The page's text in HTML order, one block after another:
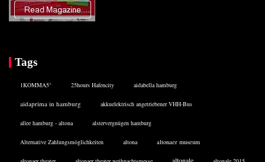
Tags
1KOMMA5° 25hours Hafencity aidabella hamburg
aidaprima in hamburg akkuelektrisch angetriebener VHH-Bus
allee hamburg - altona alstervergnügen hamburg
Alternative Zahlungsmöglichkeiten altona altonaer museum